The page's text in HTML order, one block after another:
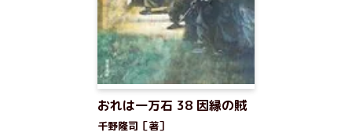
おれは一万石 38 因縁の賊
千野隆司［著］